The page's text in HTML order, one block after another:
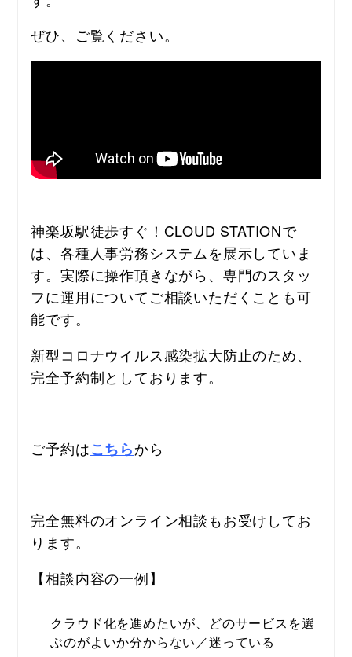
ぜひ、ご覧ください。
神楽坂駅徒歩すぐ！CLOUD STATIONで
は、各種人事労務システムを展示していま
す。実際に操作頂きながら、専門のスタッ
フに運用についてご相談いただくことも可
能です。
新型コロナウイルス感染拡大防止のため、
完全予約制としております。
ご予約はこちらから
完全無料のオンライン相談もお受けしてお
ります。
【相談内容の一例】
クラウド化を進めたいが、どのサービスを選
ぶのがよいか分からない／迷っている